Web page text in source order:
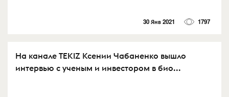
30 Янв 2021 1797
На канале TEKIZ Ксении Чабаненко вышло
интервью с ученым и инвестором в био...